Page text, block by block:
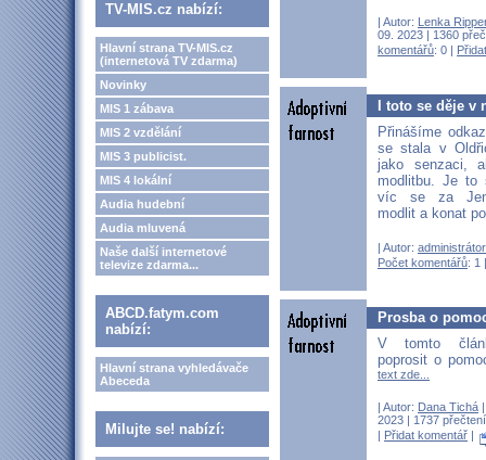
TV-MIS.cz nabízí:
Hlavní strana TV-MIS.cz
(internetová TV zdarma)
Novinky
MIS 1 zábava
MIS 2 vzdělání
MIS 3 publicist.
MIS 4 lokální
Audia hudební
Audia mluvená
Naše další internetové
televize zdarma...
ABCD.fatym.com
nabízí:
Hlavní strana vyhledávače
Abeceda
Milujte se! nabízí:
| Autor:
Lenka
09. 2023 | 1360
komentářů: 0 |
I toto se děje
Přinášíme
se stala v
jako senzaci,
modlitbu. Je to
víc se za
modlit a konat
| Autor: administrátor
Počet komentářů: 1
Prosba o
V tomto
poprosit o
text zde...
| Autor: Dana Tichá
2023 | 1737
| Přidat komentář |